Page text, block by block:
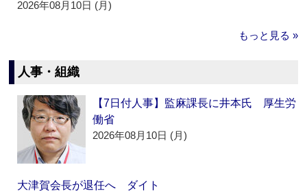
2026年08月10日 (月)
もっと見る »
人事・組織
【7日付人事】監麻課長に井本氏 厚生労
働省
2026年08月10日 (月)
大津賀会長が退任へ ダイト